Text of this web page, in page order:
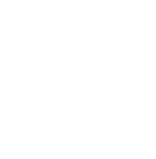
ועל כך אנו
ומאחלים לכם הצלחה
נחשף? צילומים מאירוע
בכתבה? נשמח שתשתפו